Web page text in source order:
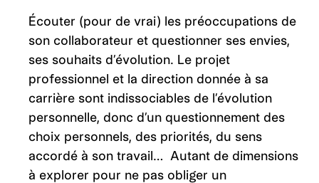
Écouter (pour de vrai) les préoccupations de
son collaborateur et questionner ses envies,
ses souhaits d’évolution. Le projet
professionnel et la direction donnée à sa
carrière sont indissociables de l’évolution
personnelle, donc d’un questionnement des
choix personnels, des priorités, du sens
accordé à son travail… Autant de dimensions
à explorer pour ne pas obliger un